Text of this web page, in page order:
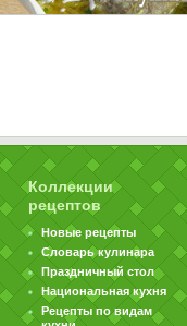
Коллекции
рецептов
Новые рецепты
Словарь кулинара
Праздничный стол
Национальная кухня
Рецепты по видам